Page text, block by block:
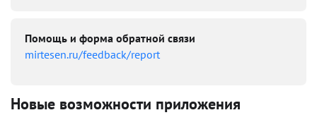
Помощь и форма обратной связи
mirtesen.ru/feedback/report
Новые возможности приложения